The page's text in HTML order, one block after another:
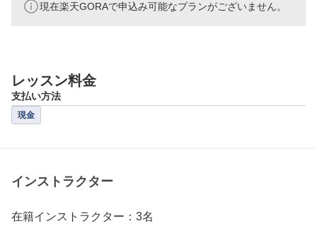
現在楽天GORAで申込み可能なプランがございません。
レッスン料金
支払い方法
現金
インストラクター
在籍インストラクター：3名